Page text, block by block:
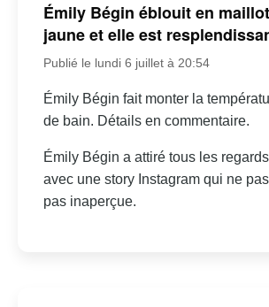
Émily Bégin éblouit en
jaune et elle est
Publié le lundi 6 juillet à 20:54
Émily Bégin fait monter la
de bain. Détails en commentaire.
Émily Bégin a attiré tous les
avec une story Instagram qui ne
pas inaperçue.